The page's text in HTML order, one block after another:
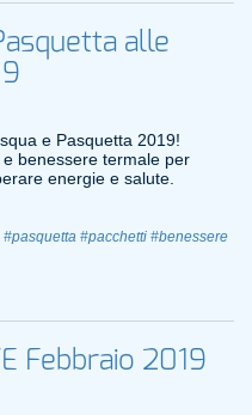
alle
e Pasquetta 2019!
benessere termale per
energie e salute.
#pasquetta #pacchetti #benessere
Febbraio 2019